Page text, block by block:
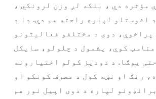
مؤثره دي ، بلکه لږ وزن لرونکي ،
اغوستلو لپاره راحته هم دي. دا د
پراخوي، دوی د مختلفو فعالیتونو
مناسب کوي، پشمول د چلولو، سایکل
یوګا. د دودیز کولو اختیارونه
رنګ او نښه کول د مصرف کونکو او
لپاره د دوی اپیل نور هم